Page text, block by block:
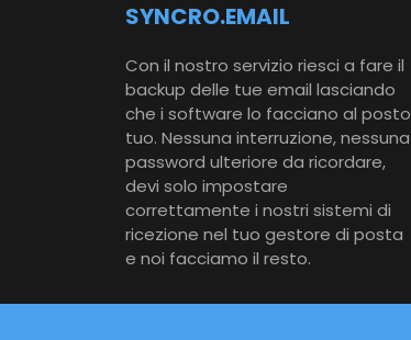
SYNCRO.EMAIL
Con il nostro servizio riesci a fare il
backup delle tue email lasciando
che i software lo facciano al posto
tuo. Nessuna interruzione, nessuna
password ulteriore da ricordare,
devi solo impostare
correttamente i nostri sistemi di
ricezione nel tuo gestore di posta
e noi facciamo il resto.